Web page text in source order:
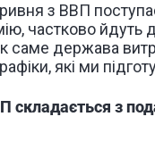
з ВВП
частково йдуть
саме держава
які ми
складається з